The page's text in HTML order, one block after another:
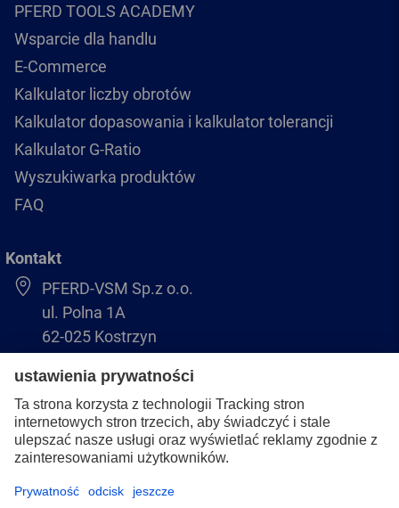
PFERD TOOLS ACADEMY
Wsparcie dla handlu
E-Commerce
Kalkulator liczby obrotów
Kalkulator dopasowania i kalkulator tolerancji
Kalkulator G-Ratio
Wyszukiwarka produktów
FAQ
Kontakt
PFERD-VSM Sp.z o.o.
ul. Polna 1A
62-025 Kostrzyn
+48 61 8970 480
biuro@pferdvsm.pl
+48 61 8970 490